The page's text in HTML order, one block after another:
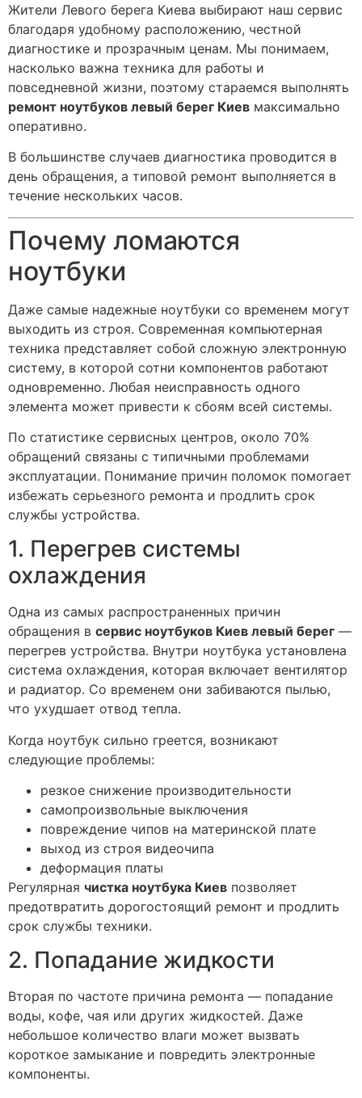
Жители Левого берега Киева выбирают наш сервис
благодаря удобному расположению, честной
диагностике и прозрачным ценам. Мы понимаем,
насколько важна техника для работы и
повседневной жизни, поэтому стараемся выполнять
ремонт ноутбуков левый берег Киев максимально
оперативно.
В большинстве случаев диагностика проводится в
день обращения, а типовой ремонт выполняется в
течение нескольких часов.
Почему ломаются
ноутбуки
Даже самые надежные ноутбуки со временем могут
выходить из строя. Современная компьютерная
техника представляет собой сложную электронную
систему, в которой сотни компонентов работают
одновременно. Любая неисправность одного
элемента может привести к сбоям всей системы.
По статистике сервисных центров, около 70%
обращений связаны с типичными проблемами
эксплуатации. Понимание причин поломок помогает
избежать серьезного ремонта и продлить срок
службы устройства.
1. Перегрев системы
охлаждения
Одна из самых распространенных причин
обращения в сервис ноутбуков Киев левый берег —
перегрев устройства. Внутри ноутбука установлена
система охлаждения, которая включает вентилятор
и радиатор. Со временем они забиваются пылью,
что ухудшает отвод тепла.
Когда ноутбук сильно греется, возникают
следующие проблемы:
резкое снижение производительности
самопроизвольные выключения
повреждение чипов на материнской плате
выход из строя видеочипа
деформация платы
Регулярная чистка ноутбука Киев позволяет
предотвратить дорогостоящий ремонт и продлить
срок службы техники.
2. Попадание жидкости
Вторая по частоте причина ремонта — попадание
воды, кофе, чая или других жидкостей. Даже
небольшое количество влаги может вызвать
короткое замыкание и повредить электронные
компоненты.